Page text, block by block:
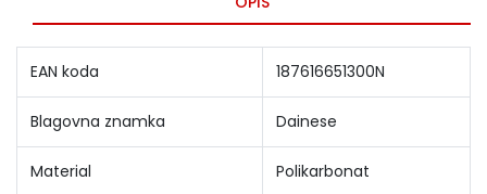
EAN koda 187616651300N
Blagovna znamka Dainese
Material Polikarbonat